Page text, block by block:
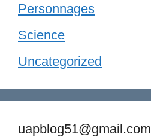
Personnages
Science
Uncategorized
uapblog51@gmail.com